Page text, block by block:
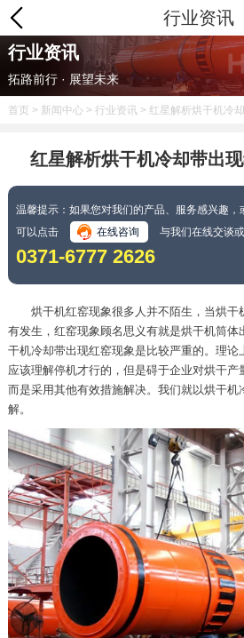
行业资讯
行业资讯
拓路前行 · 展望未来
首页 > 新闻中心> 行业资讯> 红星解析烘干机冷
红星解析烘干机冷却带出
温馨提示：如果您对我们的产品、服务感兴趣
可以点击
在线咨询 与我们在线交谈
0371-6777 2626
烘干机红窑现象很多人并不陌生，当烘
有发生，红窑现象顾名思义有就是烘干机筒
干机冷却带出现红窑现象是比较严重的。理
应该理解停机才行的，但是碍于企业对烘干产
而是采用其他有效措施解决。我们就以烘干
解。